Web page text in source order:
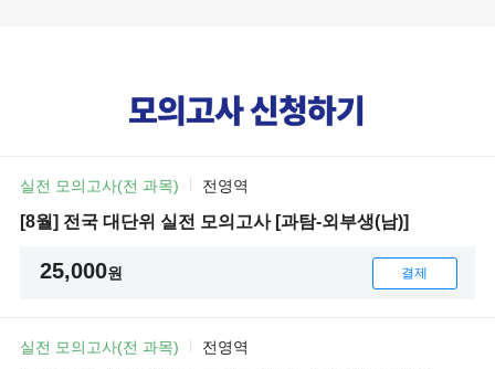
실전 모의고사(전 과목) 전영역
[8월] 전국 대단위 실전 모의고사 [과탐-외부생(남)]
25,000원 결제
실전 모의고사(전 과목) 전영역